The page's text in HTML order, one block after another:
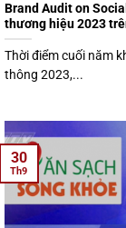
Brand Audit on
thương hiệu 2023
Thời điểm cuối năm
thông 2023,...
30
Th9